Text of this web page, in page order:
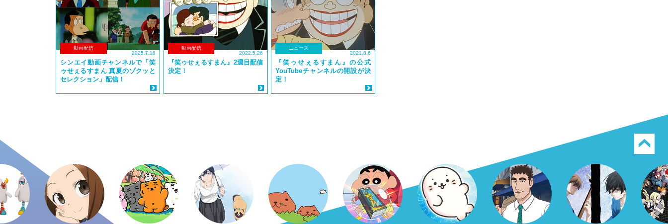
動画配信
2025.7.18
シンエイ動画チャンネルで「笑
ゥせぇるすまん 真夏のゾクッと
セレクション」配信！
動画配信
2022.5.26
『笑ゥせぇるすまん』2週目配信
決定！
ニュース
2021.8.6
『笑ゥせぇるすまん』の公式
YouTubeチャンネルの開設が決
定！